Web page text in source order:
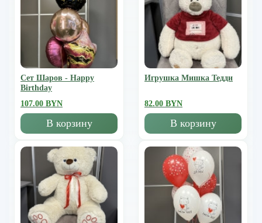
Сет Шаров - Happy
Birthday
107.00 BYN
В корзину
Игрушка Мишка Тедди
82.00 BYN
В корзину